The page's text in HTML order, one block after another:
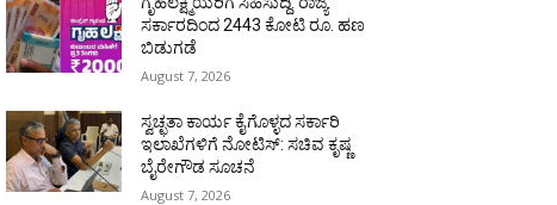
ಸರ್ಕಾರದಿಂದ 2443 ಕೋಟಿ ರೂ. ಹಣ
ಬಿಡುಗಡೆ
August 7, 2026
ಸ್ವಚ್ಛತಾ ಕಾರ್ಯ ಕೈಗೊಳ್ಳದ ಸರ್ಕಾರಿ
ಇಲಾಖೆಗಳಿಗೆ ನೋಟಿಸ್: ಸಚಿವ ಕೃಷ್ಣ
ಬೈರೇಗೌಡ ಸೂಚನೆ
August 7, 2026